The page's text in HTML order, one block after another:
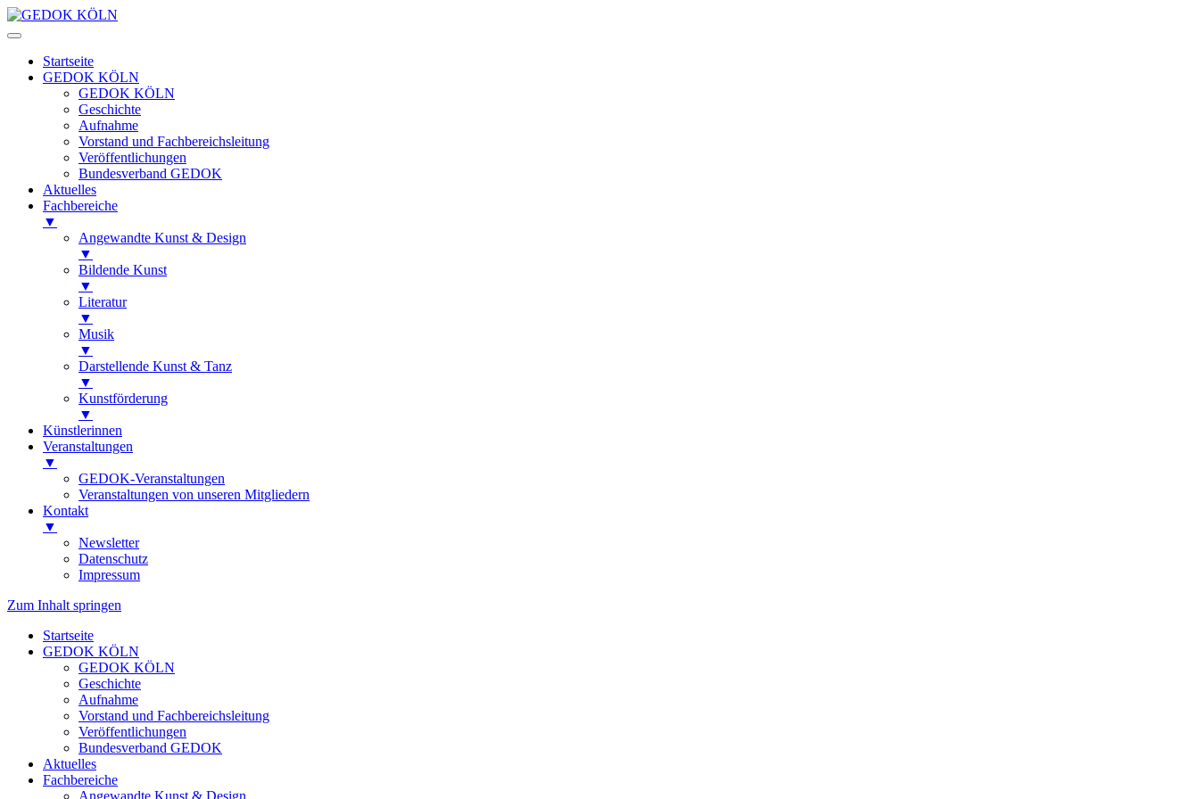
Startseite
GEDOK KÖLN
GEDOK KÖLN
Geschichte
Aufnahme
Vorstand und Fachbereichsleitung
Veröffentlichungen
Bundesverband GEDOK
Aktuelles
Fachbereiche
▼
Angewandte Kunst & Design
▼
Bildende Kunst
▼
Literatur
▼
Musik
▼
Darstellende Kunst & Tanz
▼
Kunstförderung
▼
Künstlerinnen
Veranstaltungen
▼
GEDOK-Veranstaltungen
Veranstaltungen von unseren Mitgliedern
Kontakt
▼
Newsletter
Datenschutz
Impressum
Zum Inhalt springen
Startseite
GEDOK KÖLN
GEDOK KÖLN
Geschichte
Aufnahme
Vorstand und Fachbereichsleitung
Veröffentlichungen
Bundesverband GEDOK
Aktuelles
Fachbereiche
Angewandte Kunst & Design